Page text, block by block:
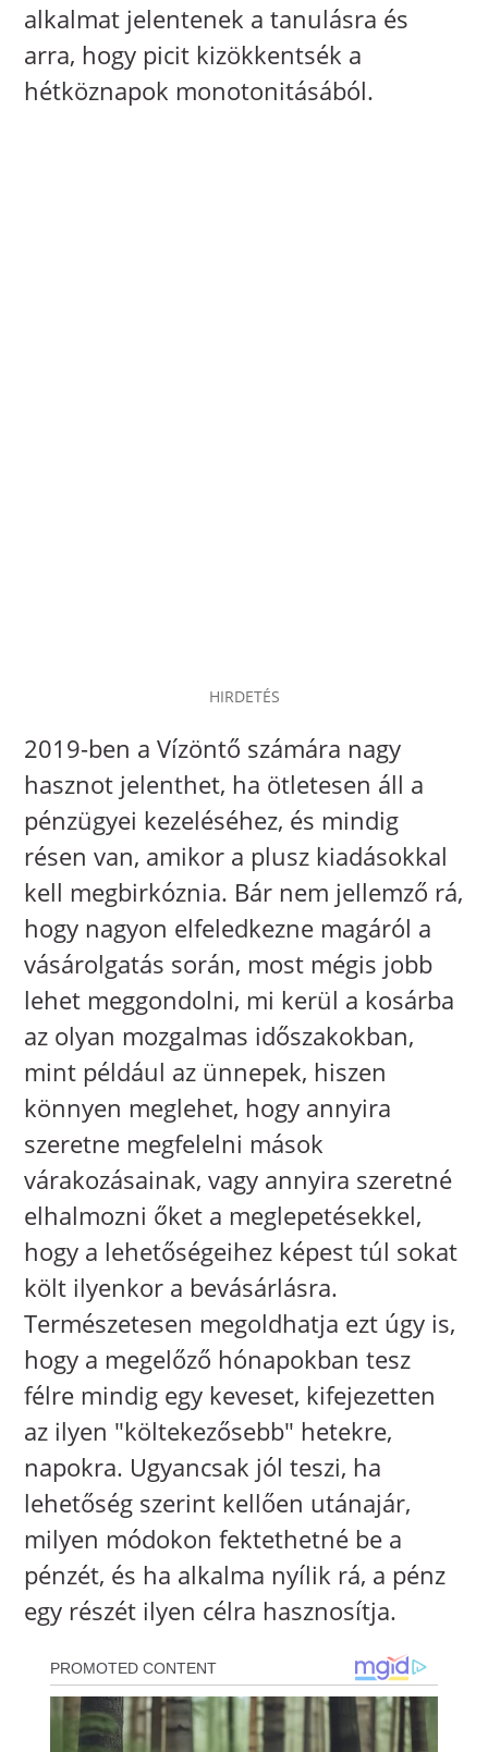
alkalmat jelentenek a tanulásra és
arra, hogy picit kizökkentsék a
hétköznapok monotonitásából.
HIRDETÉS
2019-ben a Vízöntő számára nagy
hasznot jelenthet, ha ötletesen áll a
pénzügyei kezeléséhez, és mindig
résen van, amikor a plusz kiadásokkal
kell megbirkóznia. Bár nem jellemző rá,
hogy nagyon elfeledkezne magáról a
vásárolgatás során, most mégis jobb
lehet meggondolni, mi kerül a kosárba
az olyan mozgalmas időszakokban,
mint például az ünnepek, hiszen
könnyen meglehet, hogy annyira
szeretne megfelelni mások
várakozásainak, vagy annyira szeretné
elhalmozni őket a meglepetésekkel,
hogy a lehetőségeihez képest túl sokat
költ ilyenkor a bevásárlásra.
Természetesen megoldhatja ezt úgy is,
hogy a megelőző hónapokban tesz
félre mindig egy keveset, kifejezetten
az ilyen "költekezősebb" hetekre,
napokra. Ugyancsak jól teszi, ha
lehetőség szerint kellően utánajár,
milyen módokon fektethetné be a
pénzét, és ha alkalma nyílik rá, a pénz
egy részét ilyen célra hasznosítja.